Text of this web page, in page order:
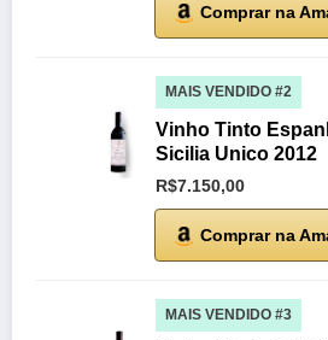
Comprar na
MAIS VENDIDO #2
Vinho Tinto
Sicilia Unico 2012
R$7.150,00
Comprar na
MAIS VENDIDO #3